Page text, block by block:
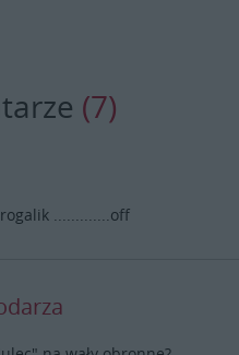
(7)
.............off